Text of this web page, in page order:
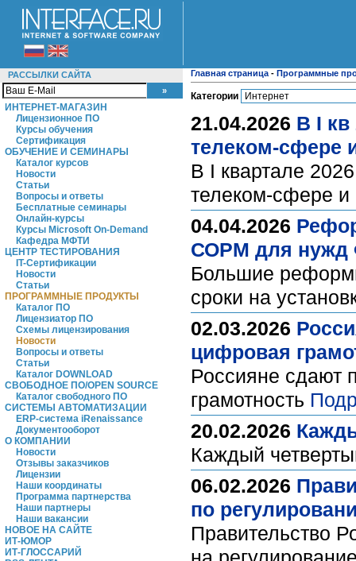
РАССЫЛКИ САЙТА
ИНТЕРНЕТ-МАГАЗИН
Лицензионное ПО
Курсы обучения
Сертификация
ОБУЧЕНИЕ И СЕМИНАРЫ
Каталог курсов
Новости
Статьи
Вопросы и ответы
Бесплатные семинары
Онлайн-курсы
Курсы Microsoft On-Demand
Кафедра МФТИ
ЦЕНТР ТЕСТИРОВАНИЯ
IT-Сертификации
Новости
Статьи
ПРОГРАММНЫЕ ПРОДУКТЫ
Каталог ПО
Лицензиатор ПО
Схемы лицензирования
Новости
Вопросы и ответы
Статьи
Каталог DOWNLOAD
СВОБОДНОЕ ПО/OPEN SOURCE
Каталог свободного ПО
СИСТЕМЫ АВТОМАТИЗАЦИИ
ERP-система iRenaissance
Документооборот
О КОМПАНИИ
Новости
Отзывы заказчиков
Лицензии
Наши координаты
Программа партнерства
Наши партнеры
Наши вакансии
НОВОЕ НА САЙТЕ
ИТ-ЮМОР
ИТ-ГЛОССАРИЙ
Главная страница - Программные
Категории
21.04.2026 В I кв
телеком-сфере
В I квартале
телеком-сфере
04.04.2026
СОРМ для
Большие
сроки на
02.03.2026
цифровая
Россияне сдают
грамотность
20.02.2026
Каждый
06.02.2026
по
Правительство